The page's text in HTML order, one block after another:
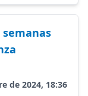
de 2024, 18:36